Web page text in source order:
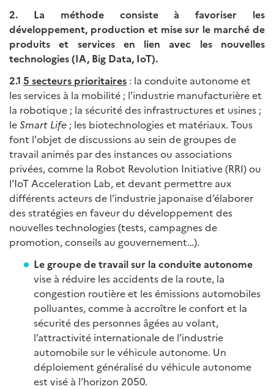
2. La méthode consiste à favoriser les
développement, production et mise sur le marché de
produits et services en lien avec les nouvelles
technologies (IA, Big Data, IoT).
2.1 5 secteurs prioritaires : la conduite autonome et
les services à la mobilité ; l’industrie manufacturière et
la robotique ; la sécurité des infrastructures et usines ;
leSmart Life ; les biotechnologies et matériaux. Tous
font l'objet de discussions au sein de groupes de
travail animés par des instances ou associations
privées, comme la Robot Revolution Initiative (RRI) ou
l’IoT Acceleration Lab, et devant permettre aux
différents acteurs de l’industrie japonaise d’élaborer
des stratégies en faveur du développement des
nouvelles technologies (tests, campagnes de
promotion, conseils au gouvernement…).
Le groupe de travail sur la conduite autonome
vise à réduire les accidents de la route, la
congestion routière et les émissions automobiles
polluantes, comme à accroître le confort et la
sécurité des personnes âgées au volant,
l’attractivité internationale de l’industrie
automobile sur le véhicule autonome. Un
déploiement généralisé du véhicule autonome
est visé à l’horizon 2050.